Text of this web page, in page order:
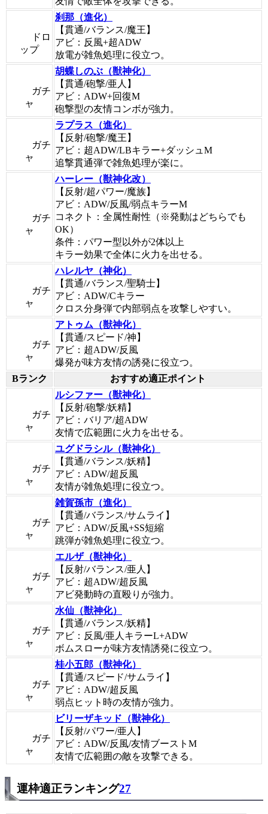
ドロ
ップ
刹那（進化）
【貫通/バランス/魔王】
アビ：反風+超ADW
放電が雑魚処理に役立つ。
ガチ
ャ
胡蝶しのぶ（獣神化）
【貫通/砲撃/亜人】
アビ：ADW+回復M
砲撃型の友情コンボが強力。
ガチ
ャ
ラプラス（進化）
【反射/砲撃/魔王】
アビ：超ADW/LBキラー+ダッシュM
追撃貫通弾で雑魚処理が楽に。
ガチ
ャ
ハーレー（獣神化改）
【反射/超パワー/魔族】
アビ：ADW/反風/弱点キラーM
コネクト：全属性耐性（※発動はどちらでも
OK）
条件：パワー型以外が2体以上
キラー効果で全体に火力を出せる。
ガチ
ャ
ハレルヤ（神化）
【貫通/バランス/聖騎士】
アビ：ADW/Cキラー
クロス分身弾で内部弱点を攻撃しやすい。
ガチ
ャ
アトゥム（獣神化）
【貫通/スピード/神】
アビ：超ADW/反風
爆発が味方友情の誘発に役立つ。
Bランク
おすすめ適正ポイント
ガチ
ャ
ルシファー（獣神化）
【反射/砲撃/妖精】
アビ：バリア/超ADW
友情で広範囲に火力を出せる。
ガチ
ャ
ユグドラシル（獣神化）
【貫通/バランス/妖精】
アビ：ADW/超反風
友情が雑魚処理に役立つ。
ガチ
ャ
雑賀孫市（進化）
【貫通/バランス/サムライ】
アビ：ADW/反風+SS短縮
跳弾が雑魚処理に役立つ。
ガチ
ャ
エルザ（獣神化）
【反射/バランス/亜人】
アビ：超ADW/超反風
アビ発動時の直殴りが強力。
ガチ
ャ
水仙（獣神化）
【貫通/バランス/妖精】
アビ：反風/亜人キラーL+ADW
ボムスローが味方友情誘発に役立つ。
ガチ
ャ
桂小五郎（獣神化）
【貫通/スピード/サムライ】
アビ：ADW/超反風
弱点ヒット時の友情が強力。
ガチ
ャ
ビリーザキッド（獣神化）
【反射/パワー/亜人】
アビ：ADW/反風/友情ブーストM
友情で広範囲の敵を攻撃できる。
運枠適正ランキング27